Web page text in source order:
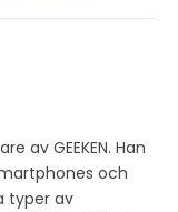
av GEEKEN. Han
och
typer av